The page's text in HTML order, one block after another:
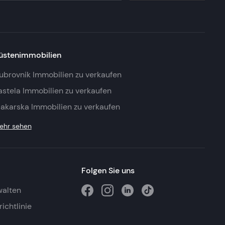
Immobilien zu verkaufen
Immobilien zu verkaufen
Immobilien zu verkaufen
sehen
Folgen Sie uns